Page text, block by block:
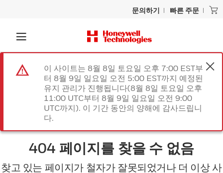
문의하기 빠른 주문
이 사이트는 8월 8일 토요일 오후 7:00 EST부
터 8월 9일 일요일 오전 5:00 EST까지 예정된
유지 관리가 진행됩니다(8월 8일 토요일 오후
11:00 UTC부터 8월 9일 일요일 오전 9:00
UTC까지). 이 기간 동안의 양해에 감사드립니
다.
404 페이지를 찾을 수 없음
찾고 있는 페이지가 철자가 잘못되었거나 더 이상 사